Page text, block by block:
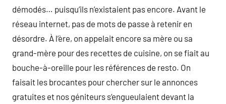
démodés… puisqu’ils n’existaient pas encore. Avant le
réseau internet, pas de mots de passe à retenir en
désordre. À l’ère, on appelait encore sa mère ou sa
grand-mère pour des recettes de cuisine, on se fiait au
bouche-à-oreille pour les références de resto. On
faisait les brocantes pour chercher sur le annonces
gratuites et nos géniteurs s’engueulaient devant la